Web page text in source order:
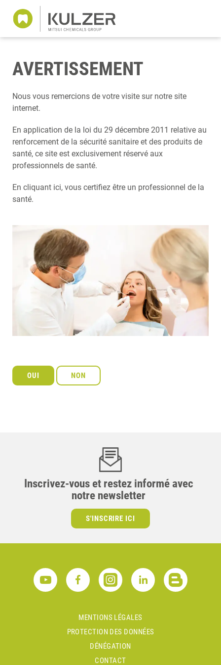
AVERTISSEMENT
Nous vous remercions de votre visite sur notre site
internet.
En application de la loi du 29 décembre 2011 relative au
renforcement de la sécurité sanitaire et des produits de
santé, ce site est exclusivement réservé aux
professionnels de santé.
En cliquant ici, vous certifiez être un professionnel de la
santé.
Inscrivez-vous et restez informé avec
notre newsletter
S'INSCRIRE ICI
MENTIONS LÉGALES
PROTECTION DES DONNÉES
DÉNÉGATION
CONTACT